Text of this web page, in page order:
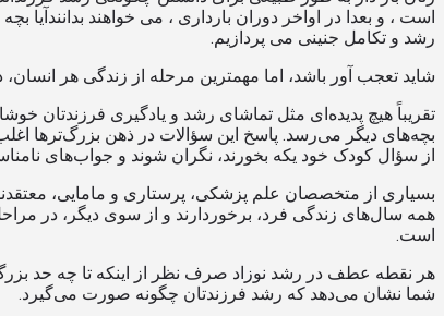
است ، و بعدا در اواخر دوران بارداری ، می خواهند
رشد و تکامل جنینی می پردازیم.
شاید تعجب آور باشد، اما مهمترین مرحله از زندگی هر
تقریباً هیچ پدیده‌ای مثل تماشای رشد و یادگیری فرزندتان
بچه‌های دیگر می‌رسد. پاسخ این سؤالات در ذهن بزرگ‌ترها
از سؤال کودک خود یکه‌ بخورند، نگران شوند و جواب‌های
بسیاری از متخصصان علم پزشکی، پرستاری و مامایی،
همه سال‌های زندگی فرد،‌ برخوردارند و از سوی دیگر، در
است.
هر نقطه عطف در رشد نوزاد صرف‌ نظر از اینکه تا چه حد
شما نشان می‌دهد که رشد فرزندتان چگونه صورت می‌گیرد.